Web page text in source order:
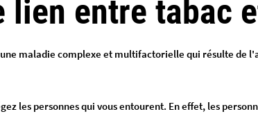
lien entre tabac
une maladie complexe et multifactorielle qui résulte
les personnes qui vous entourent. En effet, les